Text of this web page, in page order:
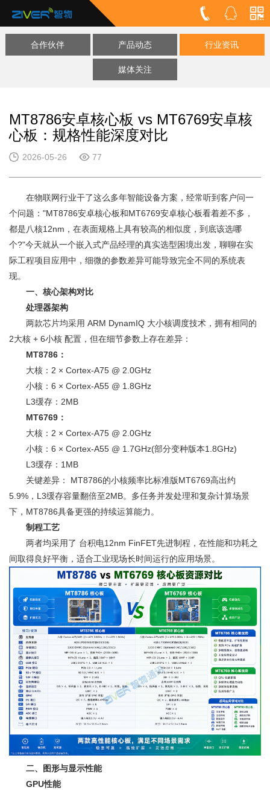
合作伙伴 产品动态 行业资讯
媒体关注
MT8786安卓核心板 vs MT6769安卓核
心板：规格性能深度对比
2026-05-26 77
在物联网行业干了这么多年智能设备方案，经常听到客户问一
个问题："MT8786安卓核心板和MT6769安卓核心板看着差不多，
都是八核12nm，在表面规格上具有较高的相似度，到底该选哪
个?"今天就从一个嵌入式产品经理的真实选型困境出发，聊聊在实
际工程项目应用中，细微的参数差异可能导致完全不同的系统表
现。
一、核心架构对比
处理器架构
两款芯片均采用 ARM DynamIQ 大小核调度技术，拥有相同的
2大核 + 6小核 配置，但在细节参数上存在差异：
MT8786：
大核：2 × Cortex-A75 @ 2.0GHz
小核：6 × Cortex-A55 @ 1.8GHz
L3缓存：2MB
MT6769：
大核：2 × Cortex-A75 @ 2.0GHz
小核：6 × Cortex-A55 @ 1.7GHz(部分变种版本1.8GHz)
L3缓存：1MB
关键差异： MT8786的小核频率比标准版MT6769高出约
5.9%，L3缓存容量翻倍至2MB。多任务并发处理和复杂计算场景
下，MT8786具备更强的持续运算能力。
制程工艺
两者均采用了 台积电12nm FinFET先进制程，在性能和功耗之
间取得良好平衡，适合工业现场长时间运行的应用场景。
二、图形与显示性能
GPU性能